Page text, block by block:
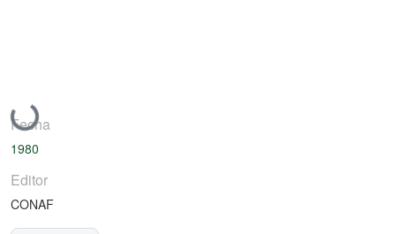
Cargando...
Fecha
1980
Editor
CONAF